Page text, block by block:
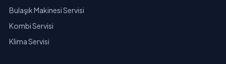
Bulaşık Makinesi Servisi
Kombi Servisi
Klima Servisi